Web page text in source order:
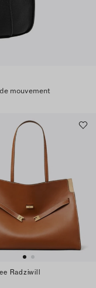
mouvement
Radziwill